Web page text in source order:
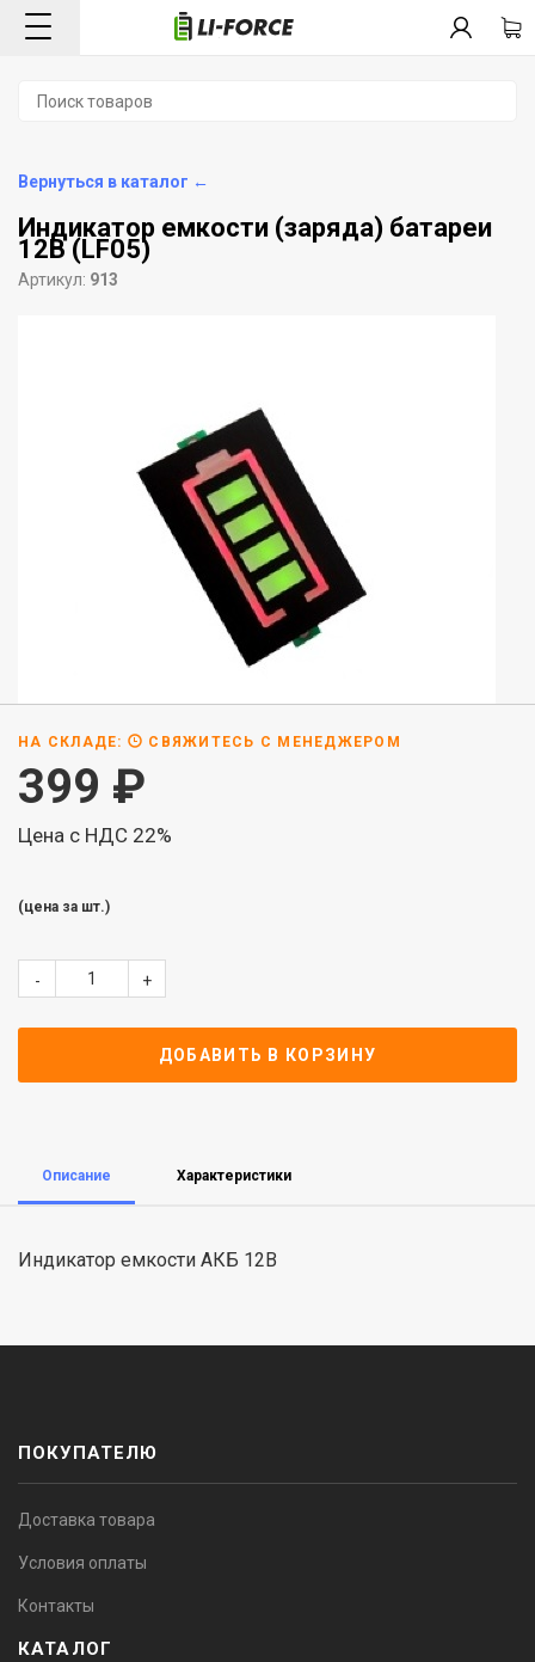
Вернуться в каталог ←
Индикатор емкости (заряда) батареи
12В (LF05)
Артикул: 913
НА СКЛАДЕ: СВЯЖИТЕСЬ С МЕНЕДЖЕРОМ
399 ₽
Цена с НДС 22%
(цена за шт.)
- +
ДОБАВИТЬ В КОРЗИНУ
Описание Характеристики
Индикатор емкости АКБ 12В
ПОКУПАТЕЛЮ
Доставка товара
Условия оплаты
Контакты
КАТАЛОГ